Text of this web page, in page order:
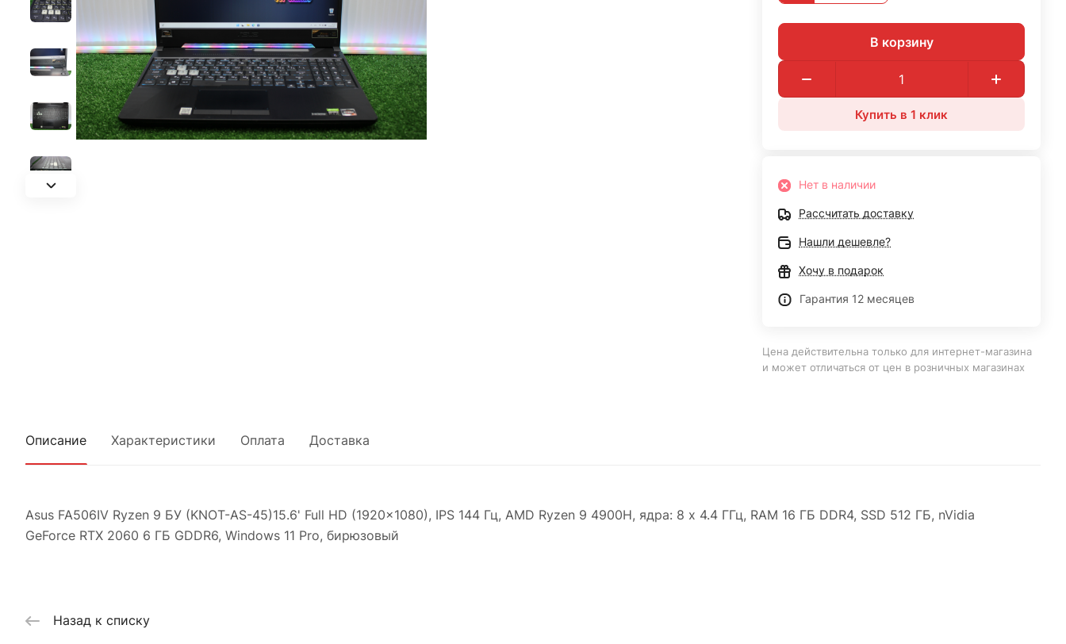
В корзину
Купить в 1 клик
Нет в наличии
Рассчитать доставку
Нашли дешевле?
Хочу в подарок
Гарантия 12 месяцев
Цена действительна только для интернет-магазина
и может отличаться от цен в розничных магазинах
Описание Характеристики Оплата Доставка
Asus FA506IV Ryzen 9 БУ (KNOT-AS-45)15.6' Full HD (1920x1080), IPS 144 Гц, AMD Ryzen 9 4900H, ядра: 8 x 4.4 ГГц, RAM 16 ГБ DDR4, SSD 512 ГБ, nVidia
GeForce RTX 2060 6 ГБ GDDR6, Windows 11 Pro, бирюзовый
Назад к списку